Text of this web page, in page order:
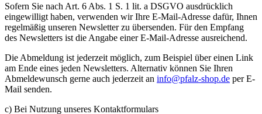
Sofern Sie nach Art. 6 Abs. 1 S. 1 lit. a DSGVO ausdrücklich
eingewilligt haben, verwenden wir Ihre E-Mail-Adresse dafür, Ihnen
regelmäßig unseren Newsletter zu übersenden. Für den Empfang
des Newsletters ist die Angabe einer E-Mail-Adresse ausreichend.
Die Abmeldung ist jederzeit möglich, zum Beispiel über einen Link
am Ende eines jeden Newsletters. Alternativ können Sie Ihren
Abmeldewunsch gerne auch jederzeit an info@pfalz-shop.de per E-
Mail senden.
c) Bei Nutzung unseres Kontaktformulars